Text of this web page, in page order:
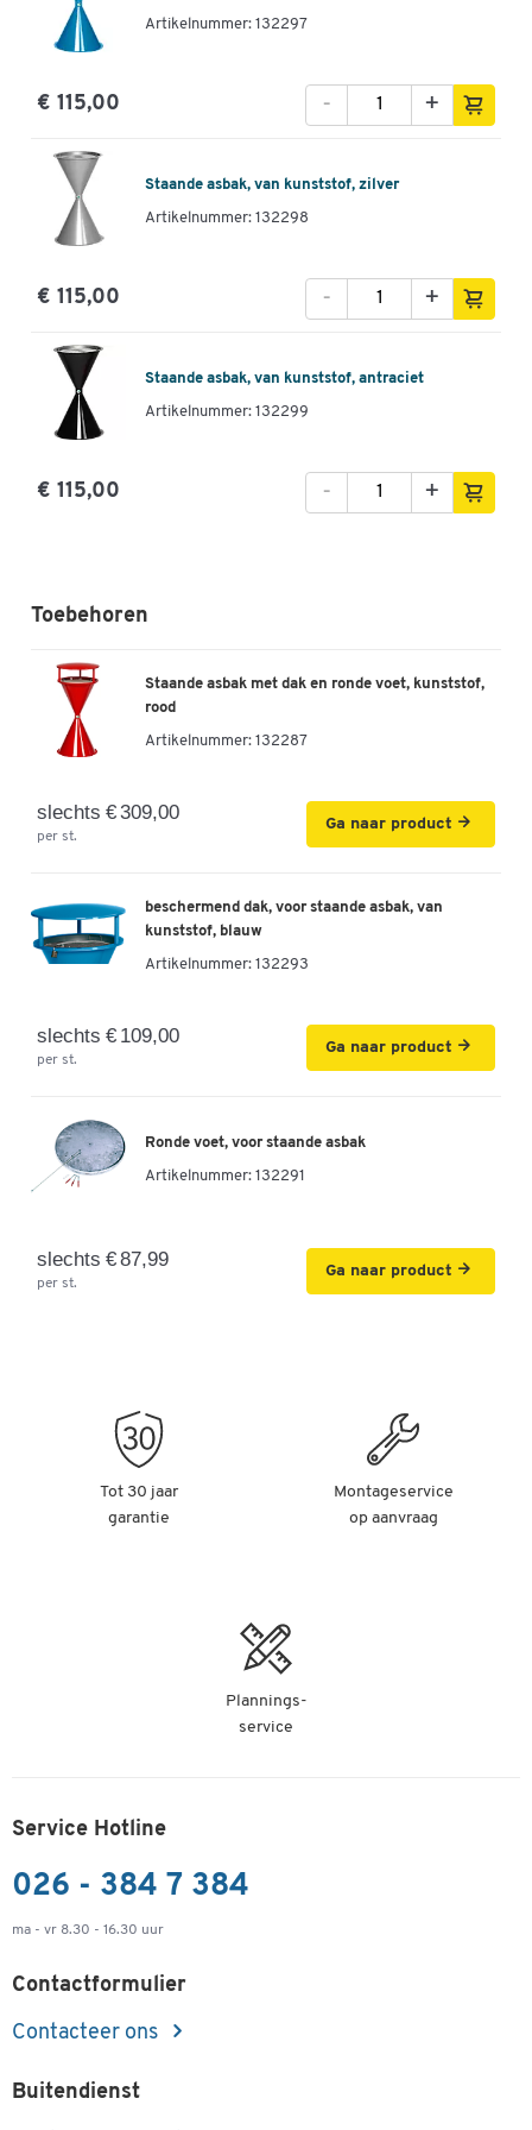
Artikelnummer: 132297
€ 115,00 +
-
Staande asbak, van kunststof, zilver
Artikelnummer: 132298
€ 115,00 +
-
Staande asbak, van kunststof, antraciet
Artikelnummer: 132299
€ 115,00 +
-
Toebehoren
Staande asbak met dak en ronde voet, kunststof,
rood
Artikelnummer: 132287
slechts € 309,00
per st.
Ga naar product
beschermend dak, voor staande asbak, van
kunststof, blauw
Artikelnummer: 132293
slechts € 109,00
per st.
Ga naar product
Ronde voet, voor staande asbak
Artikelnummer: 132291
slechts € 87,99
per st.
Ga naar product
Tot 30 jaar
garantie
Montageservice
op aanvraag
Plannings-
service
Service Hotline
026 - 384 7 384
ma - vr 8.30 - 16.30 uur
Contactformulier
Contacteer ons
Buitendienst